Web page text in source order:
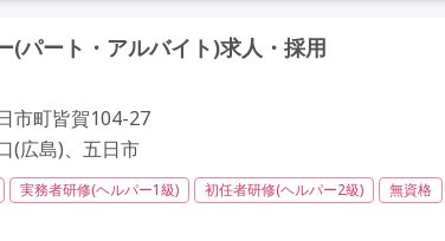
パート・アルバイト)求人・採用
市町皆賀104-27
(広島)、五日市
実務者研修(ヘルパー1級) 初任者研修(ヘルパー2級)
無資格